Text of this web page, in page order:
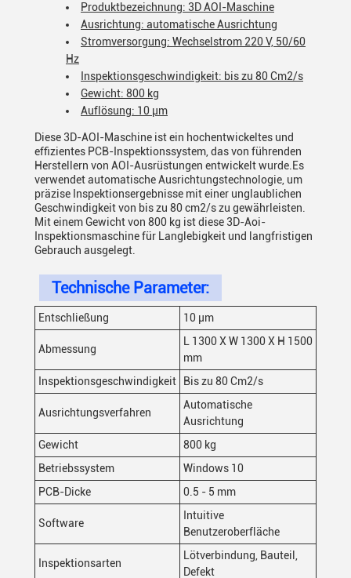
Produktbezeichnung: 3D AOI-Maschine
Ausrichtung: automatische Ausrichtung
Stromversorgung: Wechselstrom 220 V, 50/60
Hz
Inspektionsgeschwindigkeit: bis zu 80 Cm2/s
Gewicht: 800 kg
Auflösung: 10 μm
Diese 3D-AOI-Maschine ist ein hochentwickeltes und
effizientes PCB-Inspektionssystem, das von führenden
Herstellern von AOI-Ausrüstungen entwickelt wurde.Es
verwendet automatische Ausrichtungstechnologie, um
präzise Inspektionsergebnisse mit einer unglaublichen
Geschwindigkeit von bis zu 80 cm2/s zu gewährleisten.
Mit einem Gewicht von 800 kg ist diese 3D-Aoi-
Inspektionsmaschine für Langlebigkeit und langfristigen
Gebrauch ausgelegt.
Technische Parameter:
Entschließung 10 μm
Abmessung
L 1300 X W 1300 X H 1500
mm
Inspektionsgeschwindigkeit
Bis zu 80 Cm2/s
Ausrichtungsverfahren
Automatische
Ausrichtung
Gewicht
800 kg
Betriebssystem
Windows 10
PCB-Dicke
0.5 - 5 mm
Software
Intuitive
Benutzeroberfläche
Inspektionsarten
Lötverbindung, Bauteil,
Defekt